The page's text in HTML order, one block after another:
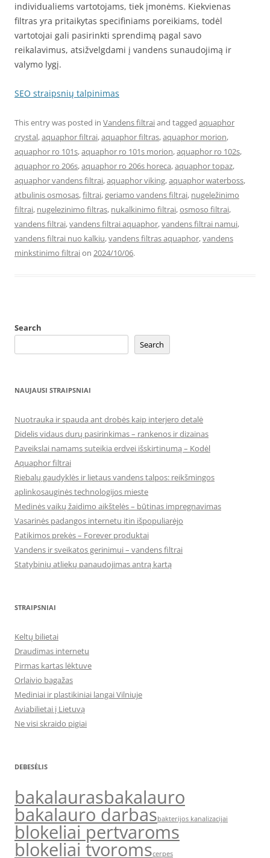
individualiems vartotojams, tiek įmonėms. Kiekvienas
filtras yra pritaikytas specifiniams poreikiams, todėl
vartotojai gali pasirinkti sprendimą pagal savo
reikalavimus, atsižvelgdami į vandens sunaudojimą ir
valymo lygį.
SEO straipsnių talpinimas
This entry was posted in Vandens filtraiand tagged aquaphor
crystal,aquaphor filtrai,aquaphor filtras,aquaphor morion,
aquaphor ro 101s,aquaphor ro 101s morion,aquaphor ro 102s,
aquaphor ro 206s,aquaphor ro 206s horeca,aquaphor topaz,
aquaphor vandens filtrai,aquaphor viking,aquaphor waterboss,
atbulinis osmosas,filtrai,geriamo vandens filtrai, nugeležinimo
filtrai, nugelezinimo filtras, nukalkinimo filtrai,osmoso filtrai,
vandens filtrai,vandens filtrai aquaphor,vandens filtrai namui,
vandens filtrai nuo kalkiu,vandens filtras aquaphor,vandens
minkstinimo filtraion 2024/10/06.
Search
Search
NAUJAUSI STRAIPSNIAI
Nuotrauka ir spauda ant drobės kaip interjero detalė
Didelis vidaus durų pasirinkimas – rankenos ir dizainas
Paveikslai namams suteikia erdvei išskirtinumą – Kodėl
Aquaphor filtrai
Riebalų gaudyklės ir lietaus vandens talpos: reikšmingos
aplinkosauginės technologijos mieste
Medinės vaikų žaidimo aikštelės – būtinas impregnavimas
Vasarinės padangos internetu itin išpopuliarėjo
Patikimos prekės – Forever produktai
Vandens ir sveikatos gerinimui – vandens filtrai
Statybinių atliekų panaudojimas antrą kartą
STRAIPSNIAI
Keltų bilietai
Draudimas internetu
Pirmas kartas lėktuve
Orlaivio bagažas
Mediniai ir plastikiniai langai Vilniuje
Aviabilietai į Lietuvą
Ne visi skraido pigiai
DEBESĖLIS
bakalaurasbakalauro
bakalauro darbasbakterijos kanalizacijai
blokeliai pertvaroms
blokeliai tvoromscerpes